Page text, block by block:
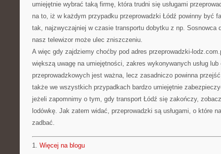
umiejętnie wybrać taką firmę, która trudni się usługami
na to, iż w każdym przypadku przeprowadzki Łódź powinny być
tak, najzwyczajniej w czasie transportu dobytku z np. Sosnowca
nasz telewizor może ulec zniszczeniu.
A więc gdy zajdziemy choćby pod adres przeprowadzki-
większą uwagę na umiejętności, zakres wykonywanych usług lub
przeprowadzkowych jest ważna, lecz zasadniczo powinna
także we wszystkich przypadkach bardzo umiejętnie
jeżeli zapomnimy o tym, gdy transport Łódź się zakończy,
lodówkę. Jak zatem widać, przeprowadzki są usługami, o które
zadbać.
1. Więcej na blogu